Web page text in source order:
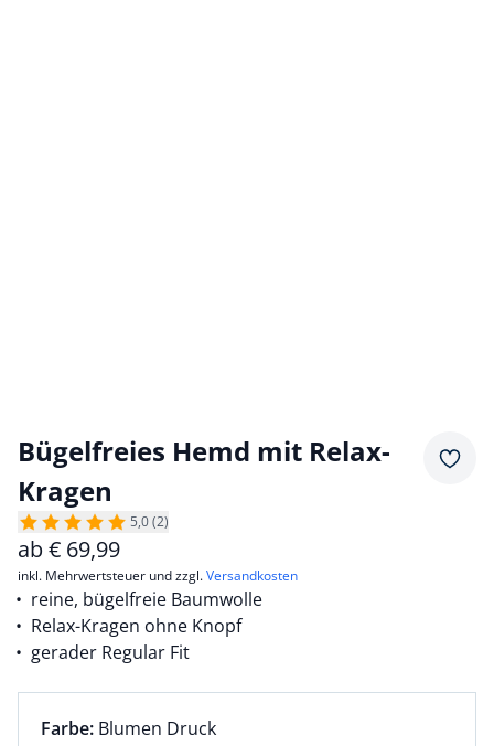
Bügelfreies Hemd mit Relax-
Kragen
5,0 (2)
ab€ 69,99
inkl. Mehrwertsteuer und zzgl.Versandkosten
reine, bügelfreie Baumwolle
Relax-Kragen ohne Knopf
gerader Regular Fit
Farbauswahl:
Farbe: aktuell ausgewählt:
Blumen Druck